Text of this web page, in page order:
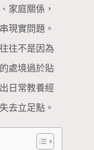
家庭關係，
現實問題。
往不是因為
處境過於貼
日常教養經
去立足點。